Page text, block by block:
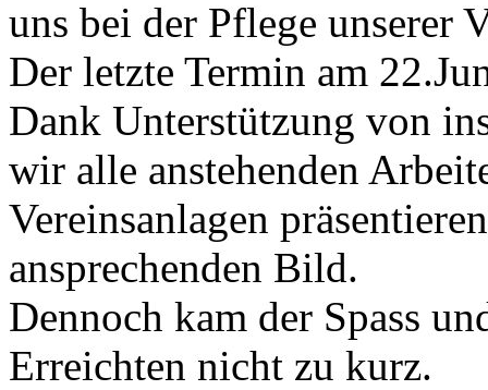
uns bei der Pflege unserer
Der letzte Termin am
Dank Unterstützung von
wir alle anstehenden
Vereinsanlagen
ansprechenden Bild.
Dennoch kam der Spass
Erreichten nicht zu kurz.